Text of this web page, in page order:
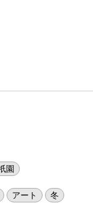
園
アート
冬